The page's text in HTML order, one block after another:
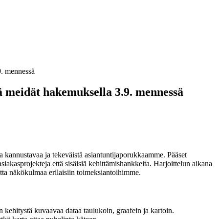
mennessä
hakemuksella 3.9. mennessä
ja tekeväistä asiantuntijaporukkaamme. Pääset
että sisäisiä kehittämishankkeita. Harjoittelun aikana
näkökulmaa erilaisiin toimeksiantoihimme.
kehitystä kuvaavaa dataa taulukoin, graafein ja kartoin.